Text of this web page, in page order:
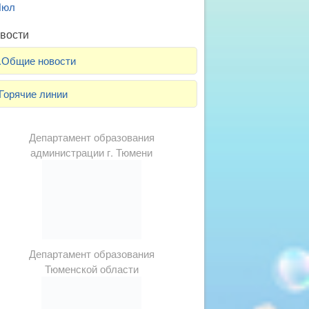
.Общие новости
Горячие линии
Департамент образования
администрации г. Тюмени
Департамент образования
Тюменской области